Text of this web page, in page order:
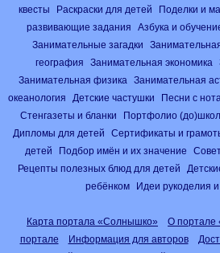
квесты
Раскраски для детей Поделки и
развивающие задания
Азбука и
Занимательные загадки
география
Занимательная экономика
Занимательная физика
Занимательная
океанология
Детские частушки Песни с
Стенгазеты и бланки
Портфолио
Дипломы для детей
Сертификаты и
детей
Подбор имён и их значение
Рецепты полезных блюд для детей
ребёнком
Идеи рукоделия и
Карта портала «Солнышко» О портале
портале
Информация для авторов